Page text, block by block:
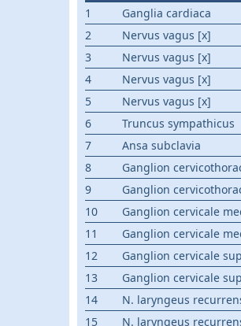
1
Ganglia cardiaca
2
Nervus vagus [x]
3
Nervus vagus [x]
4
Nervus vagus [x]
5
Nervus vagus [x]
6
Truncus sympathicus
7
Ansa subclavia
8
Ganglion
9
Ganglion
10
Ganglion cervicale
11
Ganglion cervicale
12
Ganglion cervicale
13
Ganglion cervicale
14
N. laryngeus
15
N. laryngeus